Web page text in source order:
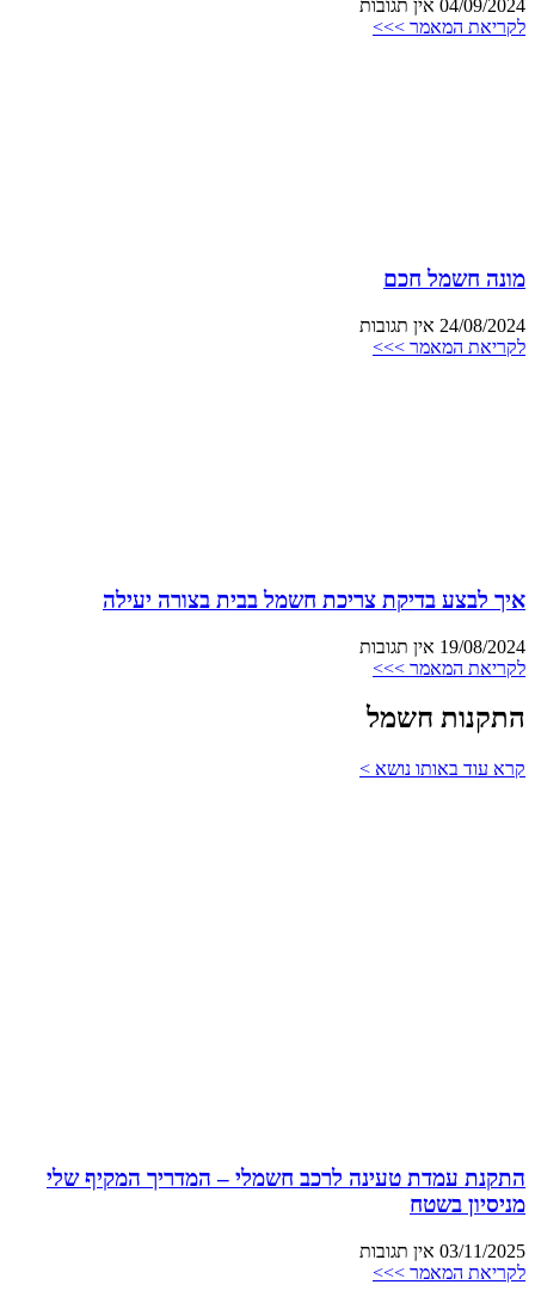
04/09/2024 אין תגובות
לקריאת המאמר >>>
מונה חשמל חכם
24/08/2024 אין תגובות
לקריאת המאמר >>>
איך לבצע בדיקת צריכת חשמל בבית בצורה יעילה
19/08/2024 אין תגובות
לקריאת המאמר >>>
התקנות חשמל
קרא עוד באותו נושא >
התקנת עמדת טעינה לרכב חשמלי – המדריך המקיף שלי
מניסיון בשטח
03/11/2025 אין תגובות
לקריאת המאמר >>>